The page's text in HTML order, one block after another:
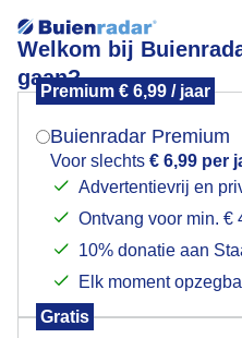
Welkom bij
gaan?
Premium € 6,99 / jaar
Buienradar Premium
Voor slechts € 6,99 per
Advertentievrij en
Ontvang voor min. €
10% donatie aan
Elk moment
Gratis
Ijsvogeltje gespot
Mogen we je
Indien je hier nog geen
verschijnt er zo een
Is goed,